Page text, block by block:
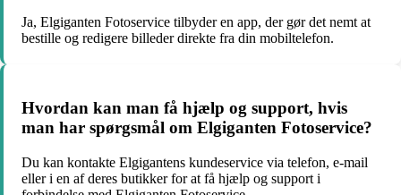
Ja, Elgiganten Fotoservice tilbyder en app, der gør det nemt at
bestille og redigere billeder direkte fra din mobiltelefon.
Hvordan kan man få hjælp og support, hvis
man har spørgsmål om Elgiganten Fotoservice?
Du kan kontakte Elgigantens kundeservice via telefon, e-mail
eller i en af deres butikker for at få hjælp og support i